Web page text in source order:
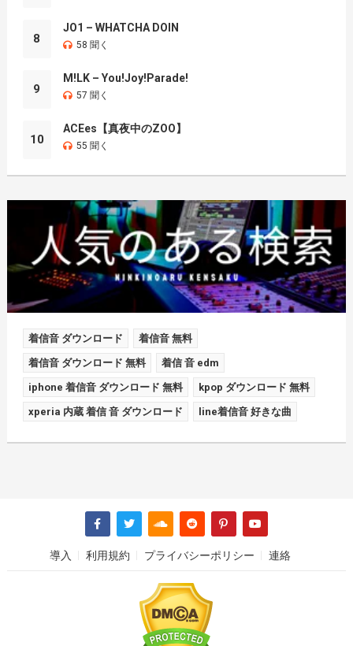
8
JO1 – WHATCHA DOIN
58 聞く
9
M!LK – You!Joy!Parade!
57 聞く
10
ACEes【真夜中のZOO】
55 聞く
着信音 ダウンロード 着信音 無料
着信音 ダウンロード 無料 着信 音 edm
iphone 着信音 ダウンロード 無料 kpop ダウンロード 無料
xperia 内蔵 着信 音 ダウンロード line着信音 好きな曲
導入 利用規約 プライバシーポリシー 連絡